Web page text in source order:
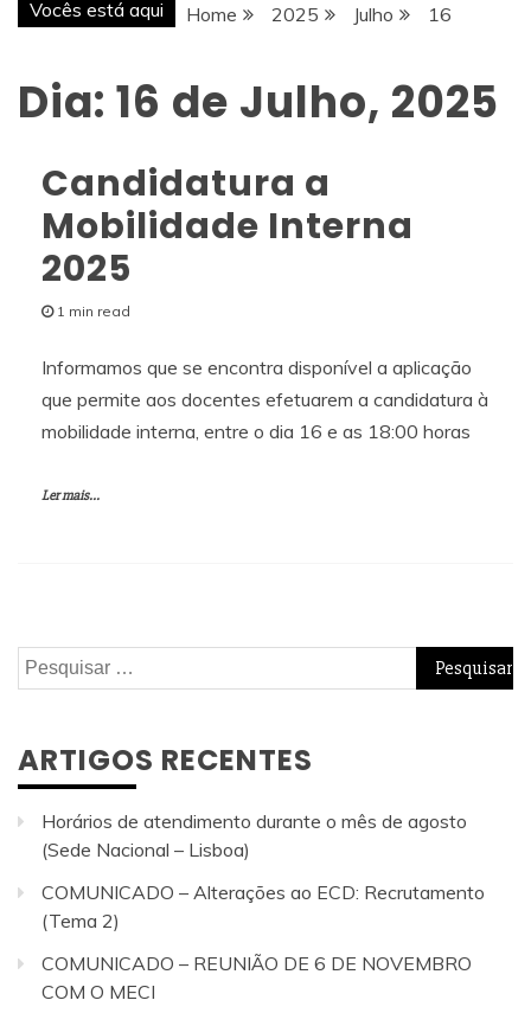
Vocês está aqui Home 2025 Julho 16
Dia: 16 de Julho, 2025
Candidatura a
Mobilidade Interna
2025
1 min read
Informamos que se encontra disponível a aplicação
que permite aos docentes efetuarem a candidatura à
mobilidade interna, entre o dia 16 e as 18:00 horas
Ler mais...
Pesquisar
por:
ARTIGOS RECENTES
Horários de atendimento durante o mês de agosto
(Sede Nacional – Lisboa)
COMUNICADO – Alterações ao ECD: Recrutamento
(Tema 2)
COMUNICADO – REUNIÃO DE 6 DE NOVEMBRO
COM O MECI